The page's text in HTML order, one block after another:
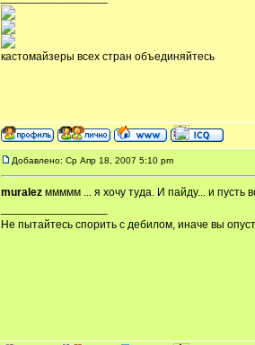
кастомайзеры всех стран объединяйтесь
Добавлено: Ср Апр 18, 2007 5:10 pm
muralez ммммм ... я хочу туда. И пайду... и пусть
Не пытайтесь спорить с дебилом, иначе вы